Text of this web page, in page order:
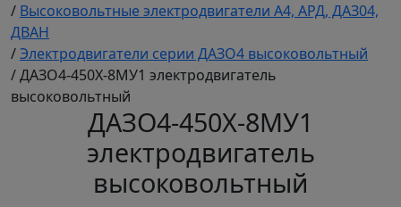
/ Высоковольтные электродвигатели A4, АРД, ДАЗ04,
ДВАН
/Электродвигатели серии ДАЗО4 высоковольтный
/ДАЗО4-450X-8МУ1 электродвигатель
высоковольтный
ДАЗО4-450X-8МУ1
электродвигатель
высоковольтный